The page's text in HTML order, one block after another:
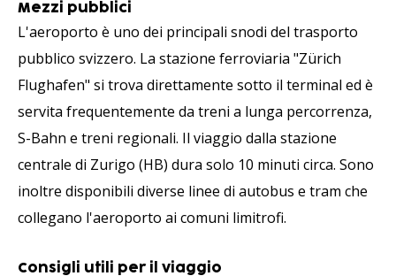
Mezzi pubblici
L'aeroporto è uno dei principali snodi del trasporto
pubblico svizzero. La stazione ferroviaria "Zürich
Flughafen" si trova direttamente sotto il terminal ed è
servita frequentemente da treni a lunga percorrenza,
S-Bahn e treni regionali. Il viaggio dalla stazione
centrale di Zurigo (HB) dura solo 10 minuti circa. Sono
inoltre disponibili diverse linee di autobus e tram che
collegano l'aeroporto ai comuni limitrofi.
Consigli utili per il viaggio